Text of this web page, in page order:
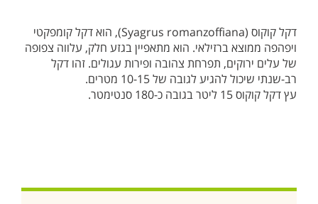
דקל קוקוס (Syagrus romanzoffiana), הוא דקל קומפקטי
ויפהפה ממוצא ברזילאי. הוא מתאפיין בגזע חלק, עלווה צפופה
של עלים ירוקים, תפרחת צהובה ופירות עגולים. זהו דקל
רב-שנתי שיכול להגיע לגובה של 10-15 מטרים.
עץ דקל קוקוס 15 ליטר בגובה כ-180 סנטימטר.